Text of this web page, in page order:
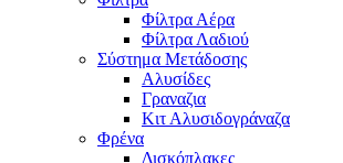
Φίλτρα Αέρα
Φίλτρα Λαδιού
Σύστημα Μετάδοσης
Αλυσίδες
Γραναζια
Κιτ Αλυσιδογράναζα
Φρένα
Δισκόπλακες